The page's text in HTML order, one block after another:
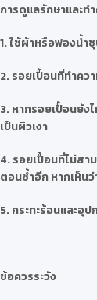
การดูแลรักษาและท
1. ใช้ผ้าหรือฟองน้
2. รอยเปื้อนที่ทำคว
3. หากรอยเปื้อนยัง
เป็นผิวเงา
4. รอยเปื้อนที่ไม่สา
ตอนซ้ำอีก หากเห็น
5. กระทะร้อนและอุ
ข้อควรระวัง